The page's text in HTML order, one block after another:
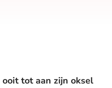
ooit tot aan zijn oksel